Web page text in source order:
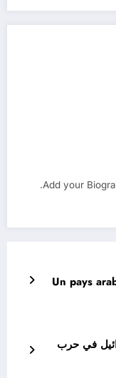
Add your
Un pays
في حرب